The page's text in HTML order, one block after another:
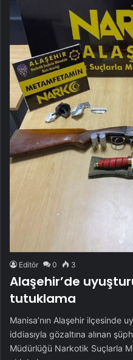
Editör 0 3
Alaşehir’de
tutuklama
Manisa’nın Alaşehir ilçesinde
iddiasıyla gözaltına alınan
Müdürlüğü Narkotik Suçlarla